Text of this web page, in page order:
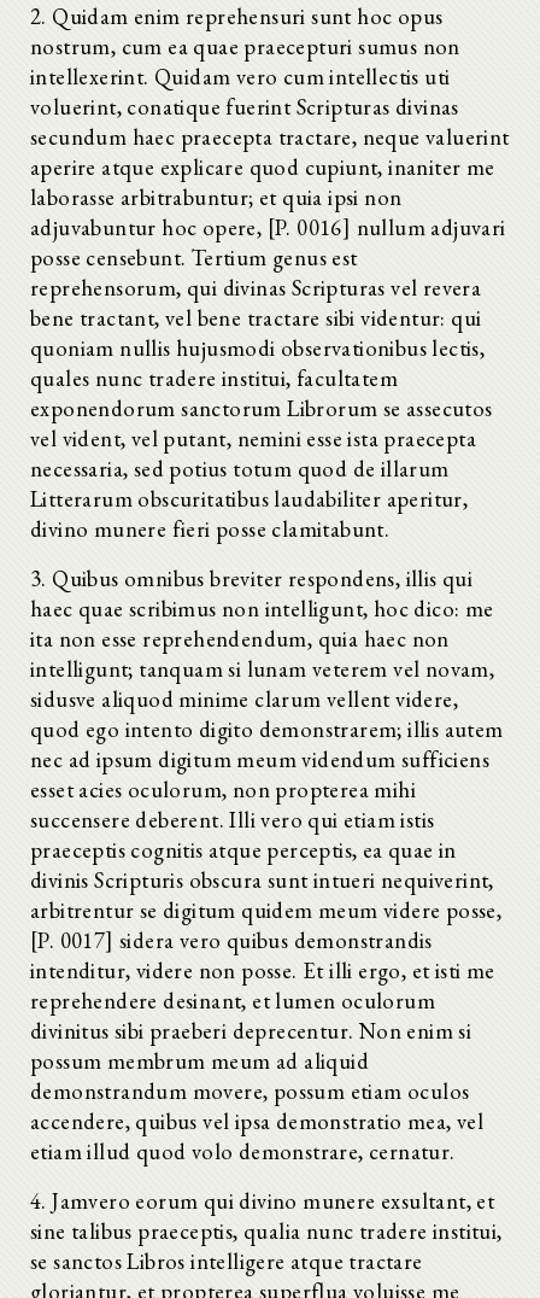
2. Quidam enim reprehensuri sunt hoc opus
nostrum, cum ea quae praecepturi sumus non
intellexerint. Quidam vero cum intellectis uti
voluerint, conatique fuerint Scripturas divinas
secundum haec praecepta tractare, neque valuerint
aperire atque explicare quod cupiunt, inaniter me
laborasse arbitrabuntur; et quia ipsi non
adjuvabuntur hoc opere, [P. 0016] nullum adjuvari
posse censebunt. Tertium genus est
reprehensorum, qui divinas Scripturas vel revera
bene tractant, vel bene tractare sibi videntur: qui
quoniam nullis hujusmodi observationibus lectis,
quales nunc tradere institui, facultatem
exponendorum sanctorum Librorum se assecutos
vel vident, vel putant, nemini esse ista praecepta
necessaria, sed potius totum quod de illarum
Litterarum obscuritatibus laudabiliter aperitur,
divino munere fieri posse clamitabunt.
3. Quibus omnibus breviter respondens, illis qui
haec quae scribimus non intelligunt, hoc dico: me
ita non esse reprehendendum, quia haec non
intelligunt; tanquam si lunam veterem vel novam,
sidusve aliquod minime clarum vellent videre,
quod ego intento digito demonstrarem; illis autem
nec ad ipsum digitum meum videndum sufficiens
esset acies oculorum, non propterea mihi
succensere deberent. Illi vero qui etiam istis
praeceptis cognitis atque perceptis, ea quae in
divinis Scripturis obscura sunt intueri nequiverint,
arbitrentur se digitum quidem meum videre posse,
[P. 0017] sidera vero quibus demonstrandis
intenditur, videre non posse. Et illi ergo, et isti me
reprehendere desinant, et lumen oculorum
divinitus sibi praeberi deprecentur. Non enim si
possum membrum meum ad aliquid
demonstrandum movere, possum etiam oculos
accendere, quibus vel ipsa demonstratio mea, vel
etiam illud quod volo demonstrare, cernatur.
4. Jamvero eorum qui divino munere exsultant, et
sine talibus praeceptis, qualia nunc tradere institui,
se sanctos Libros intelligere atque tractare
gloriantur, et propterea superflua voluisse me